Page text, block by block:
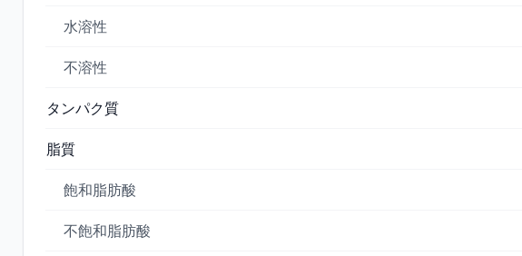
水溶性
不溶性
タンパク質
脂質
飽和脂肪酸
不飽和脂肪酸